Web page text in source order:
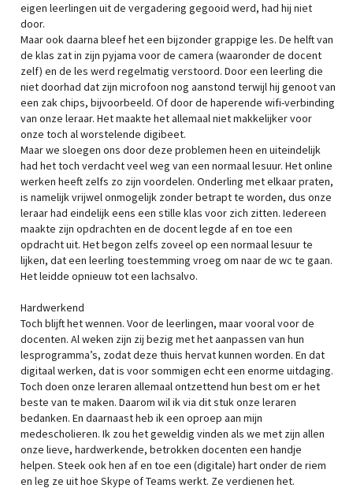
eigen leerlingen uit de vergadering gegooid werd, had hij niet
door.
Maar ook daarna bleef het een bijzonder grappige les. De helft van
de klas zat in zijn pyjama voor de camera (waaronder de docent
zelf) en de les werd regelmatig verstoord. Door een leerling die
niet doorhad dat zijn microfoon nog aanstond terwijl hij genoot van
een zak chips, bijvoorbeeld. Of door de haperende wifi-verbinding
van onze leraar. Het maakte het allemaal niet makkelijker voor
onze toch al worstelende digibeet.
Maar we sloegen ons door deze problemen heen en uiteindelijk
had het toch verdacht veel weg van een normaal lesuur. Het online
werken heeft zelfs zo zijn voordelen. Onderling met elkaar praten,
is namelijk vrijwel onmogelijk zonder betrapt te worden, dus onze
leraar had eindelijk eens een stille klas voor zich zitten. Iedereen
maakte zijn opdrachten en de docent legde af en toe een
opdracht uit. Het begon zelfs zoveel op een normaal lesuur te
lijken, dat een leerling toestemming vroeg om naar de wc te gaan.
Het leidde opnieuw tot een lachsalvo.
Hardwerkend
Toch blijft het wennen. Voor de leerlingen, maar vooral voor de
docenten. Al weken zijn zij bezig met het aanpassen van hun
lesprogramma’s, zodat deze thuis hervat kunnen worden. En dat
digitaal werken, dat is voor sommigen echt een enorme uitdaging.
Toch doen onze leraren allemaal ontzettend hun best om er het
beste van te maken. Daarom wil ik via dit stuk onze leraren
bedanken. En daarnaast heb ik een oproep aan mijn
medescholieren. Ik zou het geweldig vinden als we met zijn allen
onze lieve, hardwerkende, betrokken docenten een handje
helpen. Steek ook hen af en toe een (digitale) hart onder de riem
en leg ze uit hoe Skype of Teams werkt. Ze verdienen het.